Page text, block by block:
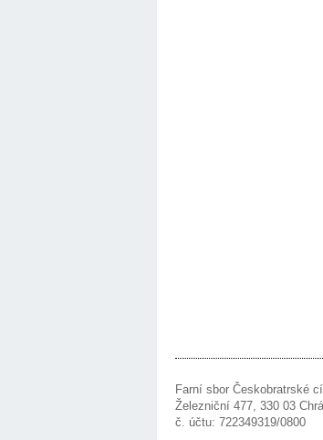
Farní sbor Českobratrské
Železniční 477, 330 03
č. účtu: 722349319/0800